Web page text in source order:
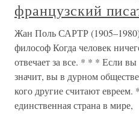
французский
Жан Поль САРТР (1905–1980)
философ Когда человек
отвечает за все. * * * Если
значит, вы в дурном
кого другие считают
единственная страна в мире,